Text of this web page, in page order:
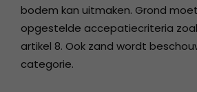
bodem kan uitmaken. Grond
opgestelde accepatiecriteria
artikel 8. Ook zand wordt
categorie.